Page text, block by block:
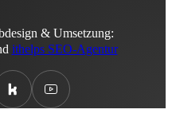
& Umsetzung:
ithelps SEO-Agentur